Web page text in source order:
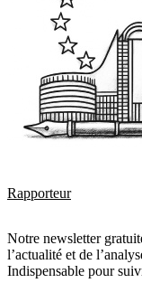
Rapporteur
Notre newsletter
l’actualité et de
Indispensable pour